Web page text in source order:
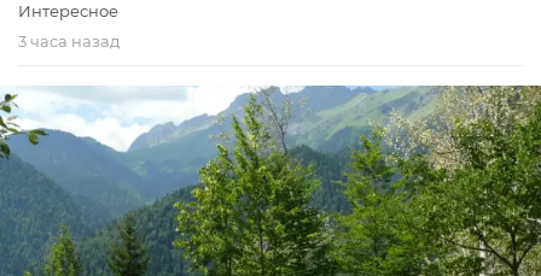
Интересное
3 часа назад